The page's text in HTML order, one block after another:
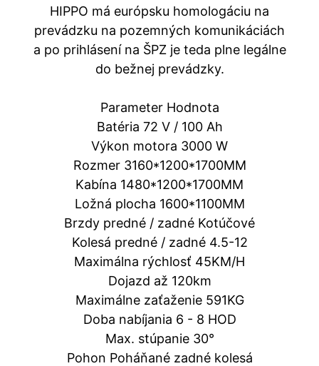
HIPPO má európsku homologáciu na
prevádzku na pozemných komunikáciách
a po prihlásení na ŠPZ je teda plne legálne
do bežnej prevádzky.
Parameter Hodnota
Batéria 72 V / 100 Ah
Výkon motora 3000 W
Rozmer 3160*1200*1700MM
Kabína 1480*1200*1700MM
Ložná plocha 1600*1100MM
Brzdy predné / zadné Kotúčové
Kolesá predné / zadné 4.5-12
Maximálna rýchlosť 45KM/H
Dojazd až 120km
Maximálne zaťaženie 591KG
Doba nabíjania 6 - 8 HOD
Max. stúpanie 30°
Pohon Poháňané zadné kolesá